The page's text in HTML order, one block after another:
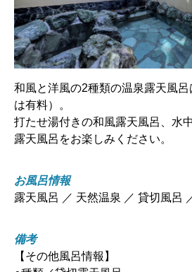
和風と洋風の2種類の温泉露天風
は有料）。
打たせ湯付きの和風露天風呂、水
露天風呂をお楽しみください。
お風呂情報
露天風呂 ／ 天然温泉 ／ 貸切風呂
備考
【その他風呂情報】